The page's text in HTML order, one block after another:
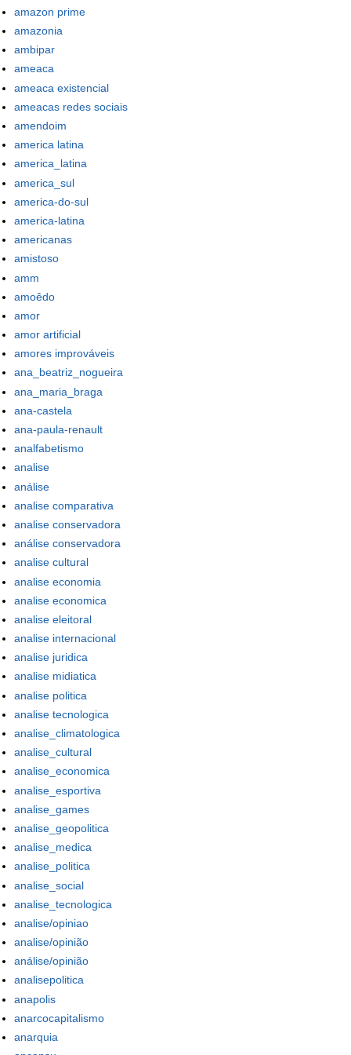
amazon prime
amazonia
ambipar
ameaca
ameaca existencial
ameacas redes sociais
amendoim
america latina
america_latina
america_sul
america-do-sul
america-latina
americanas
amistoso
amm
amoêdo
amor
amor artificial
amores improváveis
ana_beatriz_nogueira
ana_maria_braga
ana-castela
ana-paula-renault
analfabetismo
analise
análise
analise comparativa
analise conservadora
análise conservadora
analise cultural
analise economia
analise economica
analise eleitoral
analise internacional
analise juridica
analise midiatica
analise politica
analise tecnologica
analise_climatologica
analise_cultural
analise_economica
analise_esportiva
analise_games
analise_geopolitica
analise_medica
analise_politica
analise_social
analise_tecnologica
analise/opiniao
analise/opinião
análise/opinião
analisepolitica
anapolis
anarcocapitalismo
anarquia